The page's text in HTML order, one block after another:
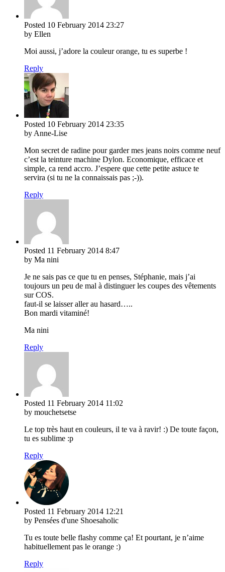
Posted 10 February 2014 23:27
by Ellen
Moi aussi, j’adore la couleur orange, tu es superbe !
Reply
Posted 10 February 2014 23:35
by Anne-Lise
Mon secret de radine pour garder mes jeans noirs comme neuf
c’est la teinture machine Dylon. Economique, efficace et
simple, ca rend accro. J’espere que cette petite astuce te
servira (si tu ne la connaissais pas ;-)).
Reply
Posted 11 February 2014 8:47
by Ma nini
Je ne sais pas ce que tu en penses, Stéphanie, mais j’ai
toujours un peu de mal à distinguer les coupes des vêtements
sur COS.
faut-il se laisser aller au hasard…..
Bon mardi vitaminé!
Ma nini
Reply
Posted 11 February 2014 11:02
by mouchetsetse
Le top très haut en couleurs, il te va à ravir! :) De toute façon,
tu es sublime :p
Reply
Posted 11 February 2014 12:21
by Pensées d'une Shoesaholic
Tu es toute belle flashy comme ça! Et pourtant, je n’aime
habituellement pas le orange :)
Reply